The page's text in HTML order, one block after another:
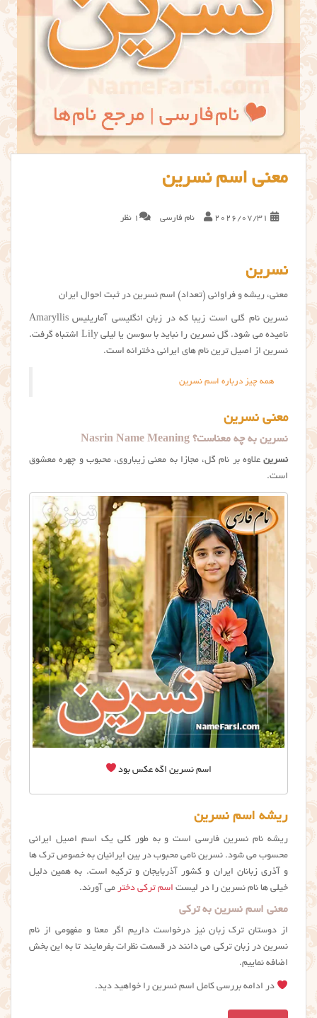
معنی اسم نسرین
2026/07/31 نام فارسی 1 نظر
نسرین
معنی، ریشه و فراوانی (تعداد) اسم نسرین در ثبت احوال ایران
نسرین نام گلی است زیبا که در زبان انگلیسی آماریلیس Amaryllis
نامیده می شود. گل نسرين را نباید با سوسن یا لیلی Lily اشتباه گرفت.
نسرین از اصیل ترین نام های ایرانی دخترانه است.
همه چیز درباره اسم نسرین
معنی نسرین
نسرین به چه معناست؟ Nasrin Name Meaning
نسرین علاوه بر نام گل، مجازا به معنی زیباروی، محبوب و چهره معشوق
است.
اسم نسرین اگه عکس بود
ریشه اسم نسرین
ریشه نام نسرین فارسی است و به طور کلی یک اسم اصیل ایرانی
محسوب می شود. نسرین نامی محبوب در بین ایرانیان به خصوص ترک ها
و آذری زبانان ایران و کشور آذربایجان و ترکیه است. به همین دلیل
خیلی ها نام نسرين را در لیست اسم ترکی دختر می آورند.
معنی اسم نسرین به ترکی
از دوستان ترک زبان نیز درخواست داریم اگر معنا و مفهومی از نام
نسرین در زبان ترکی می دانند در قسمت نظرات بفرمایند تا به این بخش
اضافه نماییم.
در ادامه بررسی کامل اسم نسرین را خواهید دید.